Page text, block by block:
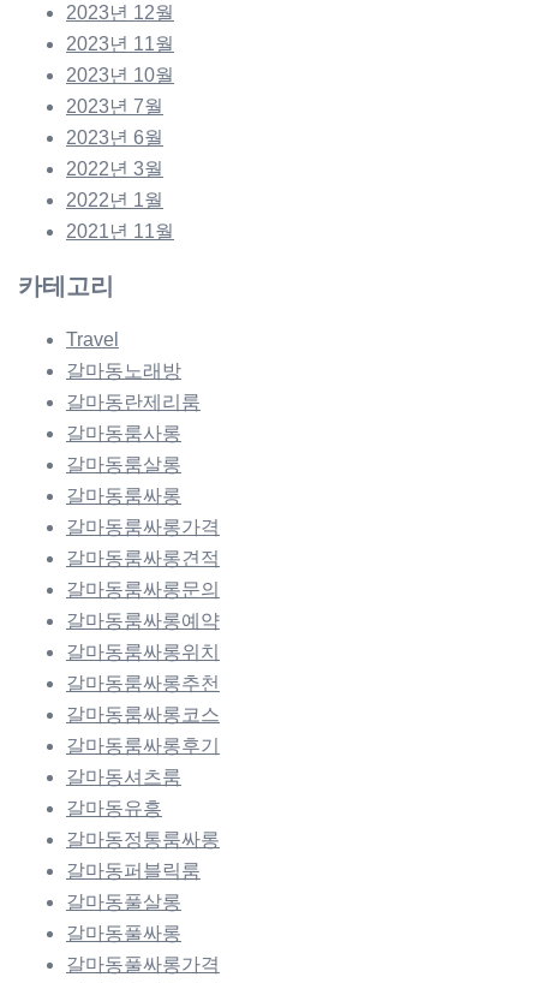
2023년 12월
2023년 11월
2023년 10월
2023년 7월
2023년 6월
2022년 3월
2022년 1월
2021년 11월
카테고리
Travel
갈마동노래방
갈마동란제리룸
갈마동룸사롱
갈마동룸살롱
갈마동룸싸롱
갈마동룸싸롱가격
갈마동룸싸롱견적
갈마동룸싸롱문의
갈마동룸싸롱예약
갈마동룸싸롱위치
갈마동룸싸롱추천
갈마동룸싸롱코스
갈마동룸싸롱후기
갈마동셔츠룸
갈마동유흥
갈마동정통룸싸롱
갈마동퍼블릭룸
갈마동풀살롱
갈마동풀싸롱
갈마동풀싸롱가격